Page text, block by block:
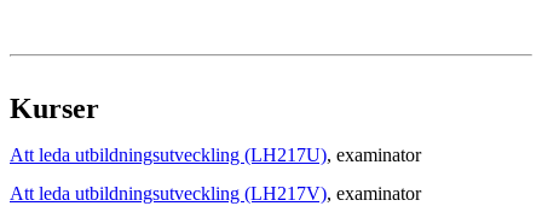
Kurser
Att leda utbildningsutveckling (LH217U), examinator
Att leda utbildningsutveckling (LH217V), examinator